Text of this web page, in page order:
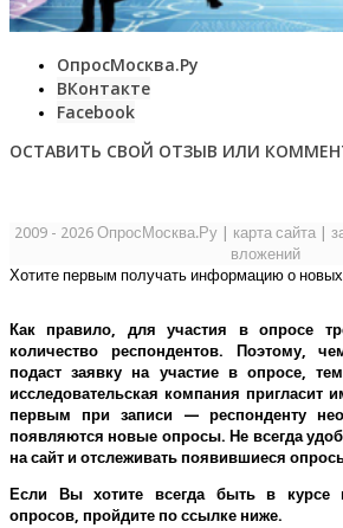
ОпросМосква.Ру
ВКонтакте
Facebook
ОСТАВИТЬ СВОЙ ОТЗЫВ ИЛИ
2009 - 2026 ОпросМосква.Ру| карта сайта|
вложений
Хотите первым получать информацию о новых
Как правило, для участия в опросе
количество респондентов. Поэтому,
подаст заявку на участие в опросе,
исследовательская компания пригласит
первым при записи — респонденту
появляются новые опросы. Не всегда
на сайт и отслеживать появившиеся
Если Вы хотите всегда быть в курсе
опросов, пройдите по ссылке ниже.